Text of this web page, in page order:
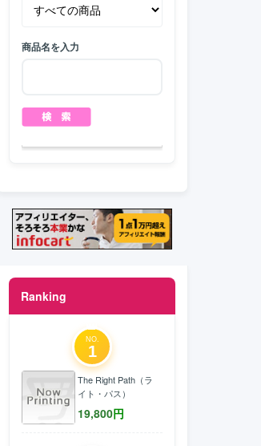
商品名を入力
Ranking
NO.
1
The Right Path（ラ
イト・パス）
19,800円